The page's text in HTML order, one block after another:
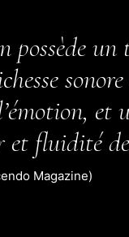
possède un
et fluidité
Magazine)